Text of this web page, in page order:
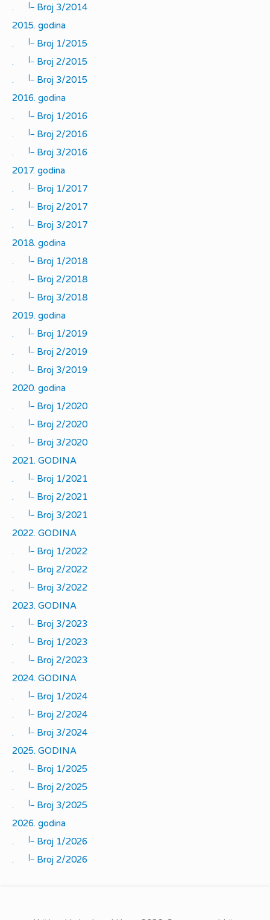
.
|_
Broj 3/2014
2015. godina
.
|_
Broj 1/2015
.
|_
Broj 2/2015
.
|_
Broj 3/2015
2016. godina
.
|_
Broj 1/2016
.
|_
Broj 2/2016
.
|_
Broj 3/2016
2017. godina
.
|_
Broj 1/2017
.
|_
Broj 2/2017
.
|_
Broj 3/2017
2018. godina
.
|_
Broj 1/2018
.
|_
Broj 2/2018
.
|_
Broj 3/2018
2019. godina
.
|_
Broj 1/2019
.
|_
Broj 2/2019
.
|_
Broj 3/2019
2020. godina
.
|_
Broj 1/2020
.
|_
Broj 2/2020
.
|_
Broj 3/2020
2021. GODINA
.
|_
Broj 1/2021
.
|_
Broj 2/2021
.
|_
Broj 3/2021
2022. GODINA
.
|_
Broj 1/2022
.
|_
Broj 2/2022
.
|_
Broj 3/2022
2023. GODINA
.
|_
Broj 3/2023
.
|_
Broj 1/2023
.
|_
Broj 2/2023
2024. GODINA
.
|_
Broj 1/2024
.
|_
Broj 2/2024
.
|_
Broj 3/2024
2025. GODINA
.
|_
Broj 1/2025
.
|_
Broj 2/2025
.
|_
Broj 3/2025
2026. godina
.
|_
Broj 1/2026
.
|_ Broj 2/2026